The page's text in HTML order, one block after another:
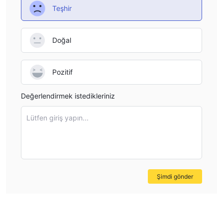
Kullanıcı Raporları
Kullanıcılar, fon dolandırıcılığı ve profesyonel
olmayan işlemler hakkında raporlar vermiştir. Platformun
çalışanlarının forex yatırımları hakkında bilgi sahibi olmadığı ve
sağlam yatırım tavsiyesi sunamadığı bildirilmektedir.
WikiFX'te XTRADE BROKERS Hakkında Olumsuz
Yorumlar
olarak yayınlanır.
Şu anda toplamda 2 adet XTRADE BROKERS maruz kalma
Teşhir
Doğal
Pozitif
Değerlendirmek istedikleriniz
Lütfen giriş yapın...
Şimdi gönder